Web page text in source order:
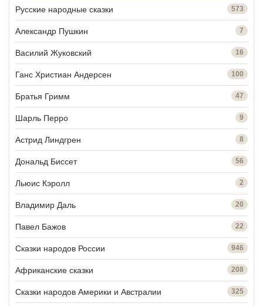
Русские народные сказки 573
Александр Пушкин 7
Василий Жуковский 16
Ганс Христиан Андерсен 100
Братья Гримм 47
Шарль Перро 9
Астрид Линдгрен 8
Дональд Биссет 56
Льюис Кэролл 2
Владимир Даль 20
Павел Бажов 22
Сказки народов России 946
Африканские сказки 208
Сказки народов Америки и Австралии 325